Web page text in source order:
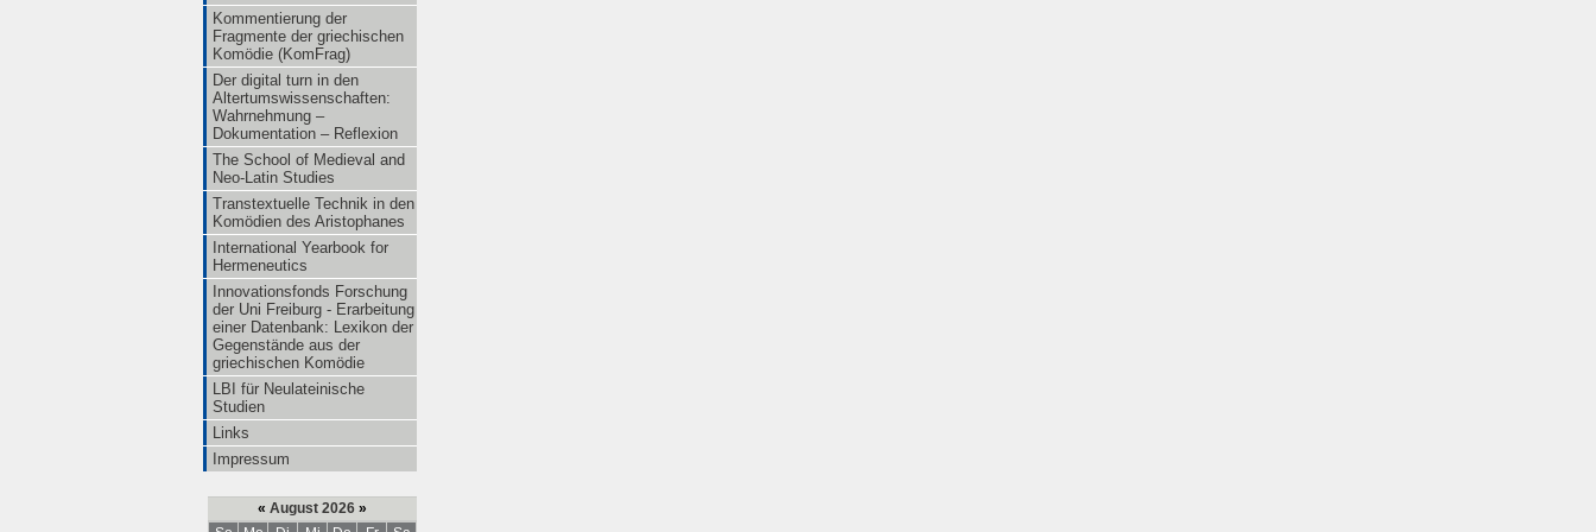
Kommentierung der
Fragmente der griechischen
Komödie (KomFrag)
Der digital turn in den
Altertumswissenschaften:
Wahrnehmung –
Dokumentation – Reflexion
The School of Medieval and
Neo-Latin Studies
Transtextuelle Technik in den
Komödien des Aristophanes
International Yearbook for
Hermeneutics
Innovationsfonds Forschung
der Uni Freiburg - Erarbeitung
einer Datenbank: Lexikon der
Gegenstände aus der
griechischen Komödie
LBI für Neulateinische
Studien
Links
Impressum
« August 2026 »